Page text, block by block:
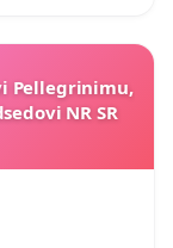
Pellegrinimu,
NR SR